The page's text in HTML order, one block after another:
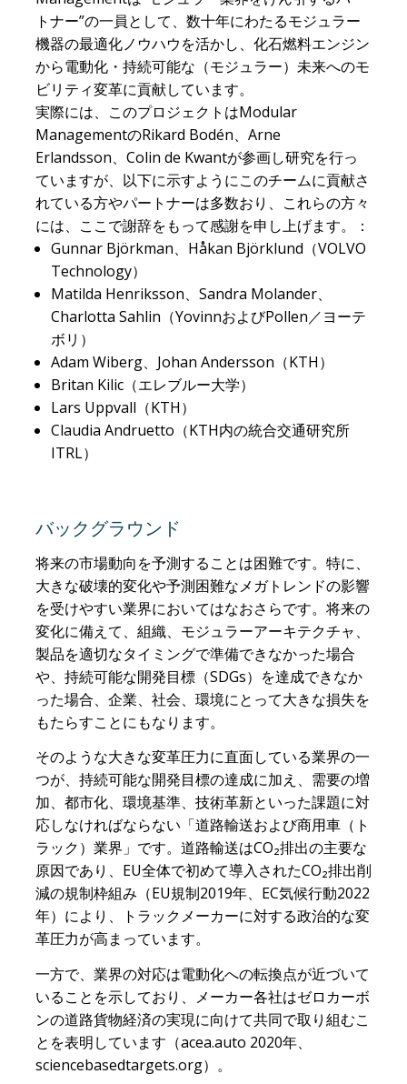
トナー”の一員として、数十年にわたるモジュラー
機器の最適化ノウハウを活かし、化石燃料エンジン
から電動化・持続可能な（モジュラー）未来へのモ
ビリティ変革に貢献しています。
実際には、このプロジェクトはModular
ManagementのRikard Bodén、Arne
Erlandsson、Colin de Kwantが参画し研究を行っ
ていますが、以下に示すようにこのチームに貢献さ
れている方やパートナーは多数おり、これらの方々
には、ここで謝辞をもって感謝を申し上げます。：
Gunnar Björkman、Håkan Björklund（VOLVO
Technology）
Matilda Henriksson、Sandra Molander、
Charlotta Sahlin（YovinnおよびPollen／ヨーテ
ボリ）
Adam Wiberg、Johan Andersson（KTH）
Britan Kilic（エレブルー大学）
Lars Uppvall（KTH）
Claudia Andruetto（KTH内の統合交通研究所
ITRL）
バックグラウンド
将来の市場動向を予測することは困難です。特に、
大きな破壊的変化や予測困難なメガトレンドの影響
を受けやすい業界においてはなおさらです。将来の
変化に備えて、組織、モジュラーアーキテクチャ、
製品を適切なタイミングで準備できなかった場合
や、持続可能な開発目標（SDGs）を達成できなか
った場合、企業、社会、環境にとって大きな損失を
もたらすことにもなります。
そのような大きな変革圧力に直面している業界の一
つが、持続可能な開発目標の達成に加え、需要の増
加、都市化、環境基準、技術革新といった課題に対
応しなければならない「道路輸送および商用車（ト
ラック）業界」です。道路輸送はCO₂排出の主要な
原因であり、EU全体で初めて導入されたCO₂排出削
減の規制枠組み（EU規制2019年、EC気候行動2022
年）により、トラックメーカーに対する政治的な変
革圧力が高まっています。
一方で、業界の対応は電動化への転換点が近づいて
いることを示しており、メーカー各社はゼロカーボ
ンの道路貨物経済の実現に向けて共同で取り組むこ
とを表明しています（acea.auto 2020年、
sciencebasedtargets.org）。